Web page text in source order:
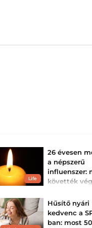
Life
26 évesen
a népszerű
influenszer:
követték
harcát
Csaknem három
osztotta meg
ritka daganatos
Hűsítő nyári
kedvenc a
ban: most